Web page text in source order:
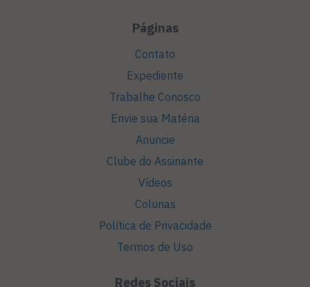
Páginas
Contato
Expediente
Trabalhe Conosco
Envie sua Matéria
Anuncie
Clube do Assinante
Vídeos
Colunas
Política de Privacidade
Termos de Uso
Redes Sociais